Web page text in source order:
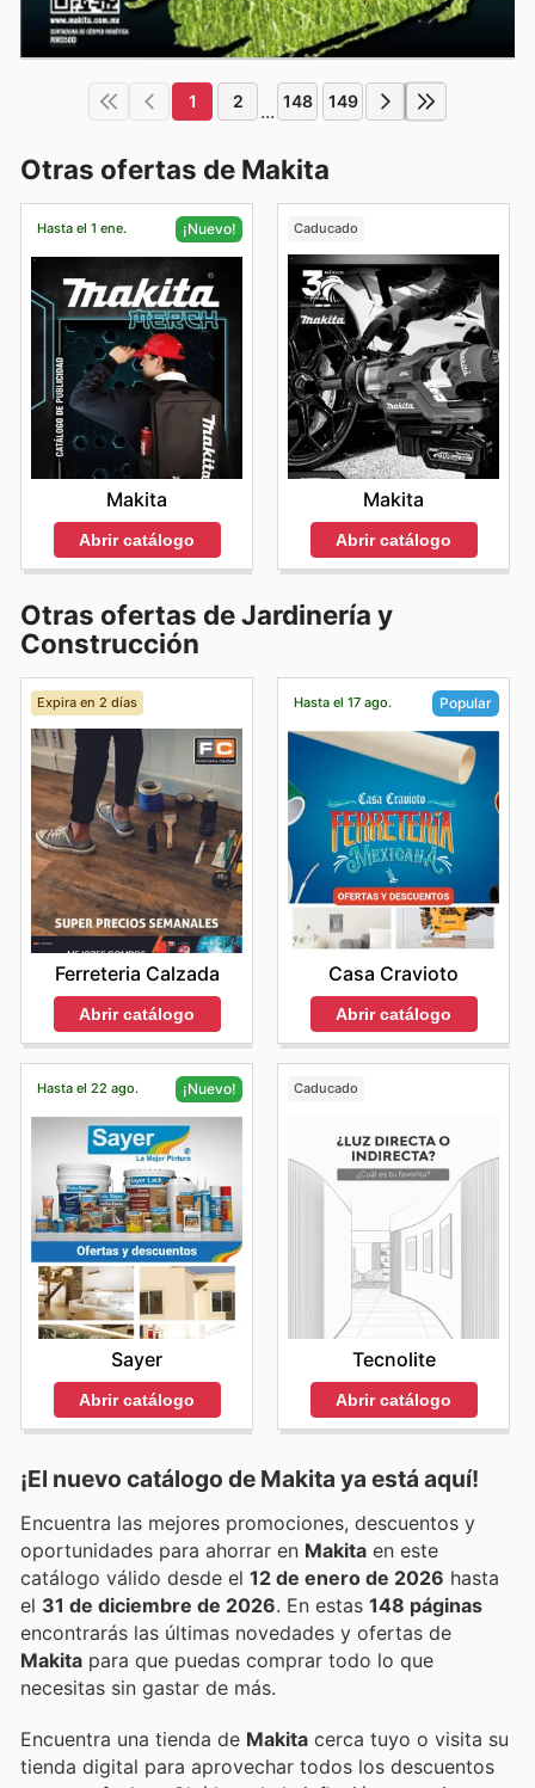
1 2 ... 148 149
Otras ofertas de Makita
Hasta el 1 ene. ¡Nuevo!
Makita
Abrir catálogo
Caducado
Makita
Abrir catálogo
Otras ofertas de Jardinería y
Construcción
Expira en 2 días
Ferreteria Calzada
Abrir catálogo
Hasta el 17 ago. Popular
Casa Cravioto
Abrir catálogo
Hasta el 22 ago. ¡Nuevo!
Sayer
Abrir catálogo
Caducado
Tecnolite
Abrir catálogo
¡El nuevo catálogo de Makita ya está aquí!
Encuentra las mejores promociones, descuentos y
oportunidades para ahorrar en Makita en este
catálogo válido desde el 12 de enero de 2026 hasta
el 31 de diciembre de 2026 . En estas 148 páginas
encontrarás las últimas novedades y ofertas de
Makita para que puedas comprar todo lo que
necesitas sin gastar de más.
Encuentra una tienda de Makita cerca tuyo o visita su
tienda digital para aprovechar todos los descuentos